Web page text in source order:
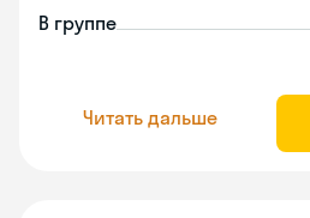
В группе
Читать дальше